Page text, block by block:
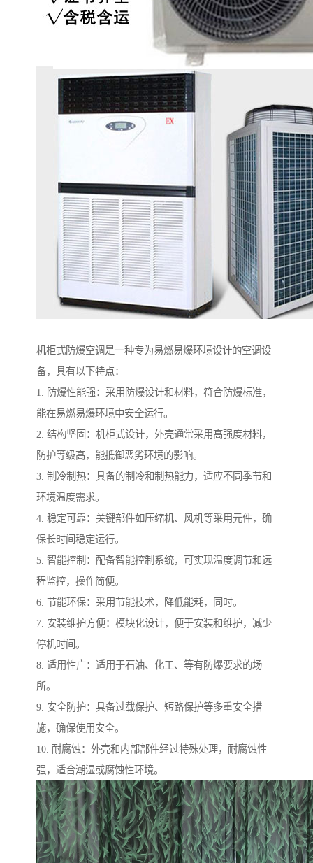
机柜式防爆空调是一种专为易燃易爆环境设计的空调设
备，具有以下特点：
1. 防爆性能强：采用防爆设计和材料，符合防爆标准，
能在易燃易爆环境中安全运行。
2. 结构坚固：机柜式设计，外壳通常采用高强度材料，
防护等级高，能抵御恶劣环境的影响。
3. 制冷制热：具备的制冷和制热能力，适应不同季节和
环境温度需求。
4. 稳定可靠：关键部件如压缩机、风机等采用元件，确
保长时间稳定运行。
5. 智能控制：配备智能控制系统，可实现温度调节和远
程监控，操作简便。
6. 节能环保：采用节能技术，降低能耗，同时。
7. 安装维护方便：模块化设计，便于安装和维护，减少
停机时间。
8. 适用性广：适用于石油、化工、等有防爆要求的场
所。
9. 安全防护：具备过载保护、短路保护等多重安全措
施，确保使用安全。
10. 耐腐蚀：外壳和内部部件经过特殊处理，耐腐蚀性
强，适合潮湿或腐蚀性环境。